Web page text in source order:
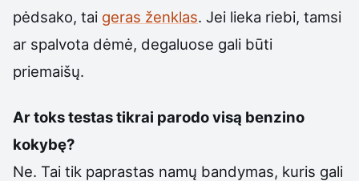
pėdsako, tai geras ženklas. Jei lieka riebi, tamsi
ar spalvota dėmė, degaluose gali būti
priemaišų.
Ar toks testas tikrai parodo visą benzino
kokybę?
Ne. Tai tik paprastas namų bandymas, kuris gali